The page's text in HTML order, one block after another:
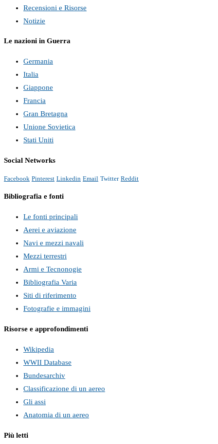
Recensioni e Risorse
Notizie
Le nazioni in Guerra
Germania
Italia
Giappone
Francia
Gran Bretagna
Unione Sovietica
Stati Uniti
Social Networks
Facebook Pinterest Linkedin Email Twitter Reddit
Bibliografia e fonti
Le fonti principali
Aerei e aviazione
Navi e mezzi navali
Mezzi terrestri
Armi e Tecnonogie
Bibliografia Varia
Siti di riferimento
Fotografie e immagini
Risorse e approfondimenti
Wikipedia
WWII Database
Bundesarchiv
Classificazione di un aereo
Gli assi
Anatomia di un aereo
Più letti